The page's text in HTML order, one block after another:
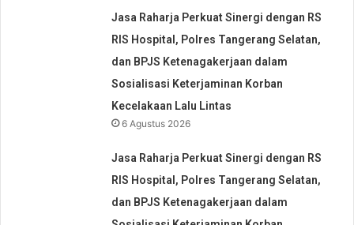
Jasa Raharja Perkuat Sinergi dengan RS
RIS Hospital, Polres Tangerang Selatan,
dan BPJS Ketenagakerjaan dalam
Sosialisasi Keterjaminan Korban
Kecelakaan Lalu Lintas
6 Agustus 2026
Jasa Raharja Perkuat Sinergi dengan RS
RIS Hospital, Polres Tangerang Selatan,
dan BPJS Ketenagakerjaan dalam